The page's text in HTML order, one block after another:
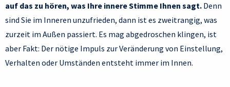
auf das zu hören, was Ihre innere Stimme Ihnen sagt. Denn
sind Sie im Inneren unzufrieden, dann ist es zweitrangig, was
zurzeit im Außen passiert. Es mag abgedroschen klingen, ist
aber Fakt: Der nötige Impuls zur Veränderung von Einstellung,
Verhalten oder Umständen entsteht immer im Innen.